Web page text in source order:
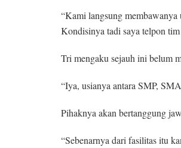
“Kami langsung
Kondisinya tadi saya telpon
Tri mengaku sejauh ini belum
“Iya, usianya antara SMP,
Pihaknya akan bertanggung
“Sebenarnya dari fasilitas itu